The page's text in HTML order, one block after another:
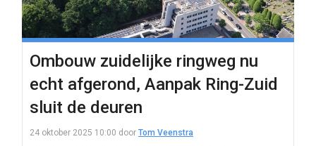
Ombouw zuidelijke ringweg nu
echt afgerond, Aanpak Ring-Zuid
sluit de deuren
24 oktober 2025 10:00 door Tom Veenstra